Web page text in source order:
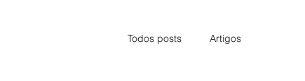
Todos posts Artigos